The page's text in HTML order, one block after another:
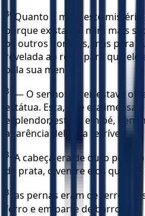
30 Quanto a mim, este
porque exista em mim mais
os outros homens, mas para
revelada ao rei, e para que ele
pela sua mente.
31
— O senhor, ó rei, estava
estátua. Esta, que era imensa
esplendor, estava em pé, bem
aparência dela era terrível.
32 A cabeça era de ouro puro,
de prata, o ventre e os
33 as pernas eram de ferro, e
ferro e em parte de barro.